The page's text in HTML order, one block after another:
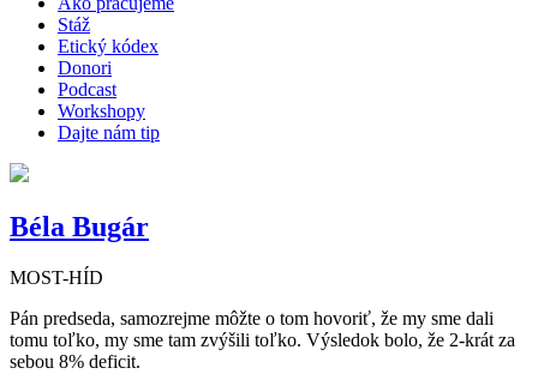
Stáž
Etický kódex
Donori
Podcast
Workshopy
Dajte nám tip
Béla Bugár
MOST-HÍD
Pán predseda, samozrejme môžte o tom hovoriť, že my sme dali
tomu toľko, my sme tam zvýšili toľko. Výsledok bolo, že 2-krát za
sebou 8% deficit.